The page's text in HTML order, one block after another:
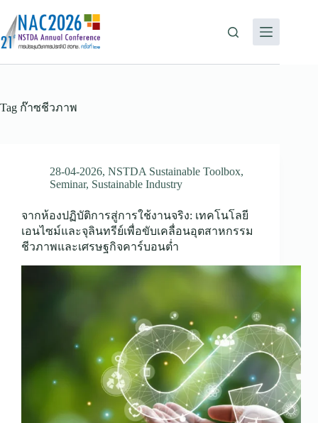
Tag ก๊าซชีวภาพ
28-04-2026, NSTDA Sustainable Toolbox,
Seminar, Sustainable Industry
จากห้องปฏิบัติการสู่การใช้งานจริง: เทคโนโลยี
เอนไซม์และจุลินทรีย์เพื่อขับเคลื่อนอุตสาหกรรม
ชีวภาพและเศรษฐกิจคาร์บอนต่ำ